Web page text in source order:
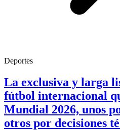
Deportes
La exclusiva y larga
fútbol internacional
Mundial 2026, unos
otros por decisiones